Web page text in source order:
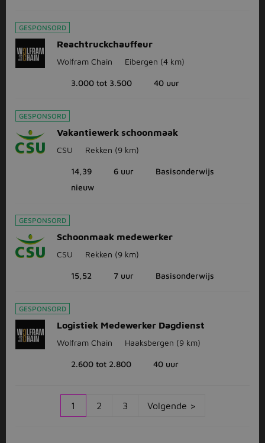
GESPONSORD
Reachtruckchauffeur
Wolfram Chain Eibergen (4 km)
3.000 tot 3.500 40 uur
GESPONSORD
Vakantiewerk schoonmaak
CSU Rekken (9 km)
14,39 6 uur
Basisonderwijs
nieuw
GESPONSORD
Schoonmaak medewerker
CSU Rekken (9 km)
15,52 7 uur Basisonderwijs
GESPONSORD
Logistiek Medewerker Dagdienst
Wolfram Chain Haaksbergen (9 km)
2.600 tot 2.800 40 uur
1 2 3 Volgende >